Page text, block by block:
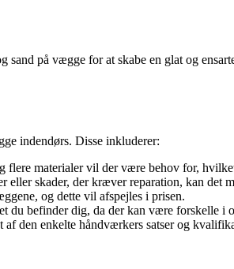
sand på vægge for at skabe en glat og
indendørs. Disse inkluderer:
flere materialer vil der være behov for,
skader, der kræver reparation, kan det
og dette vil afspejles i prisen.
du befinder dig, da der kan være forskelle i
den enkelte håndværkers satser og